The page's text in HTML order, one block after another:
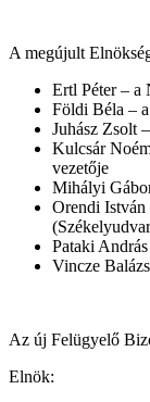
A megújult
Ertl Péter – a
Földi Béla –
Juhász Zsolt
Kulcsár
vezetője
Mihályi
Orendi István
Pataki
Vincze
Az új Felügyelő
Elnök: